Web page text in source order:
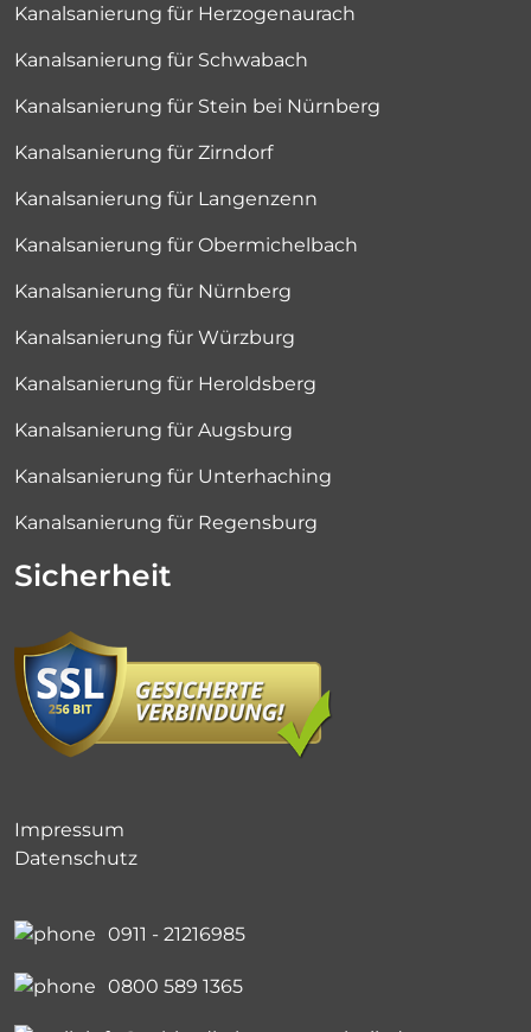
Kanalsanierung für Herzogenaurach
Kanalsanierung für Schwabach
Kanalsanierung für Stein bei Nürnberg
Kanalsanierung für Zirndorf
Kanalsanierung für Langenzenn
Kanalsanierung für Obermichelbach
Kanalsanierung für Nürnberg
Kanalsanierung für Würzburg
Kanalsanierung für Heroldsberg
Kanalsanierung für Augsburg
Kanalsanierung für Unterhaching
Kanalsanierung für Regensburg
Sicherheit
Impressum
Datenschutz
0911 - 21216985
0800 589 1365